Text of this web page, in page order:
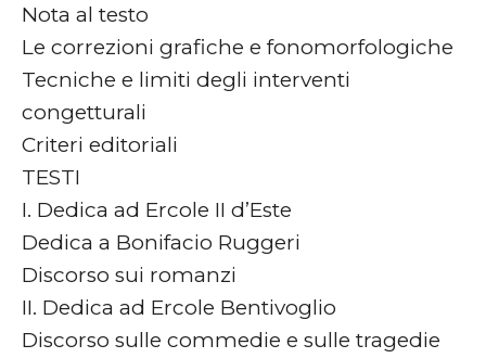
Nota al testo
Le correzioni grafiche e fonomorfologiche
Tecniche e limiti degli interventi
congetturali
Criteri editoriali
TESTI
I. Dedica ad Ercole II d’Este
Dedica a Bonifacio Ruggeri
Discorso sui romanzi
II. Dedica ad Ercole Bentivoglio
Discorso sulle commedie e sulle tragedie